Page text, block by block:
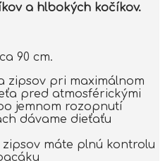
a hlbokých kočíkov.
90 cm.
zipsov pri maximálnom
pred atmosférickými
jemnom rozopnutí
dávame dieťaťu
máte plnú kontrolu